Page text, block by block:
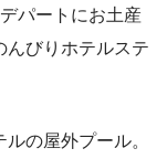
パートにお土産
んびりホテルステ
の屋外プール。